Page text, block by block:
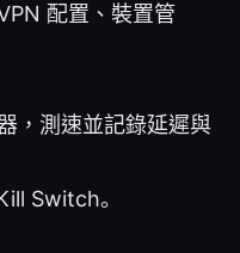
配置、裝置管
，測速並記錄延遲與
Switch。